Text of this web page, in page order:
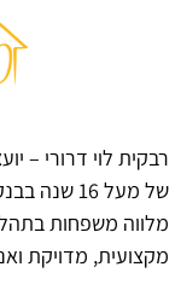
רבקית לוי דרורי –
מלווה משפחות
מקצועית, מדויקת